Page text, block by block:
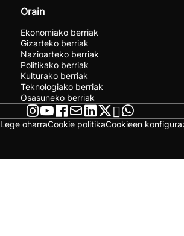
Orain
Ekonomiako berriak
Gizarteko berriak
Nazioarteko berriak
Politikako berriak
Kulturako berriak
Teknologiako berriak
Osasuneko berriak
Lege oharraCookie politikaCookieen